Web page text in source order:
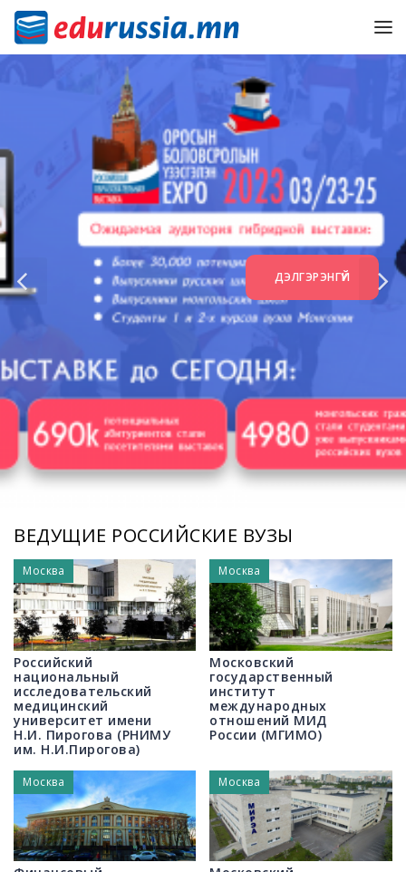
ДЭЛГЭРЭНГҮЙ
ВЕДУЩИЕ РОССИЙСКИЕ ВУЗЫ
Российский
национальный
исследовательский
медицинский
университет имени
Н.И. Пирогова (РНИМУ
им. Н.И.Пирогова)
Москва
Московский
государственный
институт
международных
отношений МИД
России (МГИМО)
Москва
Москва Москва